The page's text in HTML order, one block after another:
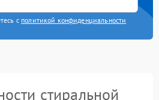
с политикой конфиденциальности
стиральной